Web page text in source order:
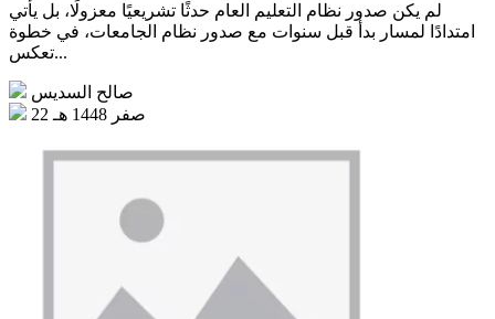
لم يكن صدور نظام التعليم العام حدثًا تشريعيًا معزولًا، بل يأتي
امتدادًا لمسار بدأ قبل سنوات مع صدور نظام الجامعات، في خطوة
تعكس...
صالح السديس
22 صفر 1448 هـ